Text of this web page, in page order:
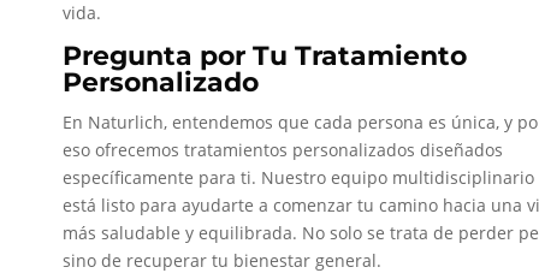
vida.
Pregunta por Tu Tratamiento
Personalizado
En Naturlich, entendemos que cada persona es única, y
eso ofrecemos tratamientos personalizados diseñados
específicamente para ti. Nuestro equipo multidisciplinario
está listo para ayudarte a comenzar tu camino hacia una
más saludable y equilibrada. No solo se trata de perder
sino de recuperar tu bienestar general.